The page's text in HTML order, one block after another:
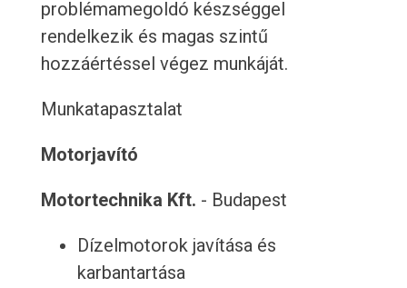
problémamegoldó készséggel
rendelkezik és magas szintű
hozzáértéssel végez munkáját.
Munkatapasztalat
Motorjavító
Motortechnika Kft. - Budapest
Dízelmotorok javítása és
karbantartása